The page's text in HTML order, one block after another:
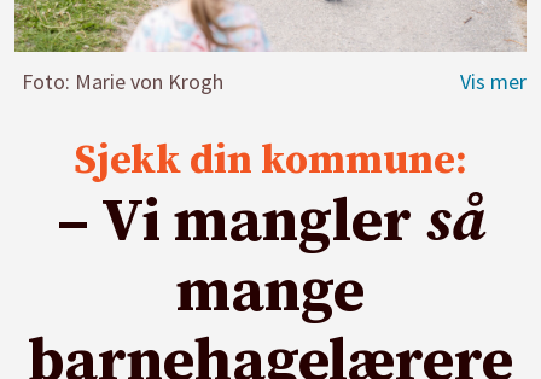
Foto: Marie von Krogh
Sjekk din kommune:
– Vi mangler så
mange
barnehagelærere